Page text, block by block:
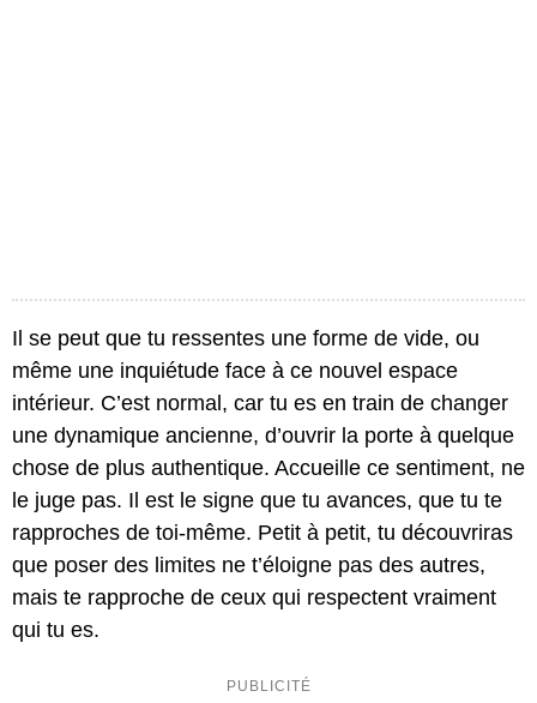
Il se peut que tu ressentes une forme de vide, ou
même une inquiétude face à ce nouvel espace
intérieur. C’est normal, car tu es en train de changer
une dynamique ancienne, d’ouvrir la porte à quelque
chose de plus authentique. Accueille ce sentiment, ne
le juge pas. Il est le signe que tu avances, que tu te
rapproches de toi-même. Petit à petit, tu découvriras
que poser des limites ne t’éloigne pas des autres,
mais te rapproche de ceux qui respectent vraiment
qui tu es.